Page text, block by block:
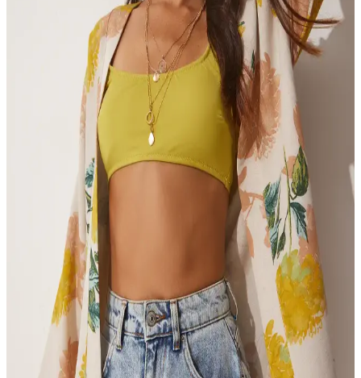
Happiness İstanbul Kadın Bej Mavi Desenli Keten
Viskon Kimono Şıklık ve Fonksiyonellik Sunar
Bej ve mavi tonlarında desenli, hafif ve nefes alabilen keten viskon
kimono, rahatlık ve şıklık arayanlar için mükemmel bir tercih. Çok
yönlü kullanımıyla günlük ve plajda şıklık sağlar.
İmajButik Pembe Ön Bağlamalı Kimono: Günlük
Şıklık ve Konfor Sunan Modern Tasarım
İmajButik'in pembe ön bağlamalı kimono, rahat ve şık tasarımıyla
günlük yaşamda enerjik ve modern görünüm sağlar, hafif kumaşıyla
yaz aylarına uygun, çok yönlü kullanıma olanak tanır.
İmajButik Lacivert Ön Bağlamalı Kimono: Günlük
Şıklık ve Konfor Sunan Modern Tasarım
İmajButik'in lacivert ön bağlamalı kimono, şıklık ve konforu bir
arada sunar. Dayanıklı malzeme ve pratik kullanım özellikleriyle her
sezona uygun, modern ve zarif bir tercih.
Bigdart 5866 Nakışlı Örme Kimono Siyah Şıklık ve
Rahatlık Sunan Modern Tasarım